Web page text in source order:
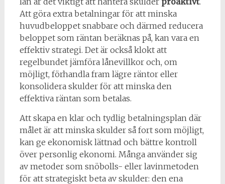
Att göra extra betalningar för att minska
huvudbeloppet snabbare och därmed reducera
beloppet som räntan beräknas på, kan vara en
effektiv strategi. Det är också klokt att
regelbundet jämföra lånevillkor och, om
möjligt, förhandla fram lägre räntor eller
konsolidera skulder för att minska den
effektiva räntan som betalas.
Att skapa en klar och tydlig betalningsplan där
målet är att minska skulder så fort som möjligt,
kan ge ekonomisk lättnad och bättre kontroll
över personlig ekonomi. Många använder sig
av metoder som snöbolls- eller lavinmetoden
för att strategiskt beta av skulder: den ena